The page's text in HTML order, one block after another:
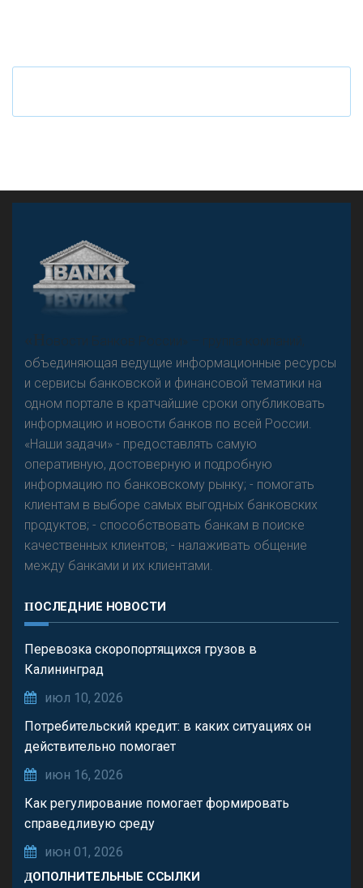
Резкого разворота на рынке автокредитов не
предвидится - «Интервью»
Что будет с наличными деньгами при цифровом
«Н
овости Банков России» – группа компаний,
объединяющая ведущие информационные ресурсы
и сервисы банковской и финансовой тематики на
одном портале в кратчайшие сроки опубликовать
информацию и новости банков по всей России.
«Наши задачи» - предоставлять самую
оперативную, достоверную и подробную
информацию по банковскому рынку; - помогать
клиентам в выборе самых выгодных банковских
продуктов; - способствовать банкам в поиске
качественных клиентов; - налаживать общение
между банками и их клиентами.
ПОСЛЕДНИЕ НОВОСТИ
Перевозка скоропортящихся грузов в
Калининград
июл 10, 2026
Потребительский кредит: в каких ситуациях он
действительно помогает
июн 16, 2026
Как регулирование помогает формировать
справедливую среду
июн 01, 2026
ДОПОЛНИТЕЛЬНЫЕ ССЫЛКИ